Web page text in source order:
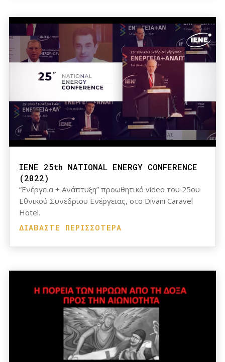
IENE 25th NATIONAL ENERGY CONFERENCE
(2022)
“Ενέργεια + Ανάπτυξη” προωθητικό video του 25ου
Εθνικού Συνέδριου Ενέργειας, στο Divani Caravel
Hotel.
ΔΙΑΒΆΣΤΕ ΠΕΡΙΣΣΌΤΕΡΑ